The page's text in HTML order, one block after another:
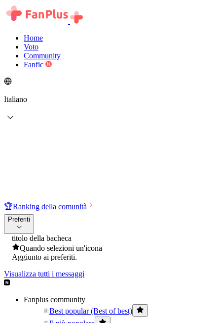
Home
Voto
Community
Fanfic
Italiano
🏆Ranking della comunità
Preferiti
titolo della bacheca
Quando selezioni un'icona
Aggiunto ai preferiti.
Visualizza tutti i messaggi
Fanplus community
Best popular (Best of best)